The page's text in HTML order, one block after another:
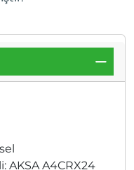
AKSA A4CRX24